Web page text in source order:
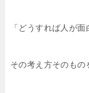
「どうすれば人が面
その考え方そのもの